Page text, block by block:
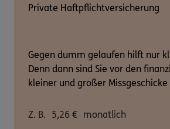
Private Haftpflichtversicherung
Gegen dumm gelaufen hilft nur
Denn dann sind Sie vor den
kleiner und großer
Z. B. 5,26 € monatlich